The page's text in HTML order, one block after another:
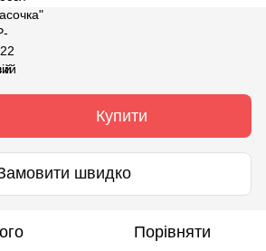
Купити
швидко
Порівняти